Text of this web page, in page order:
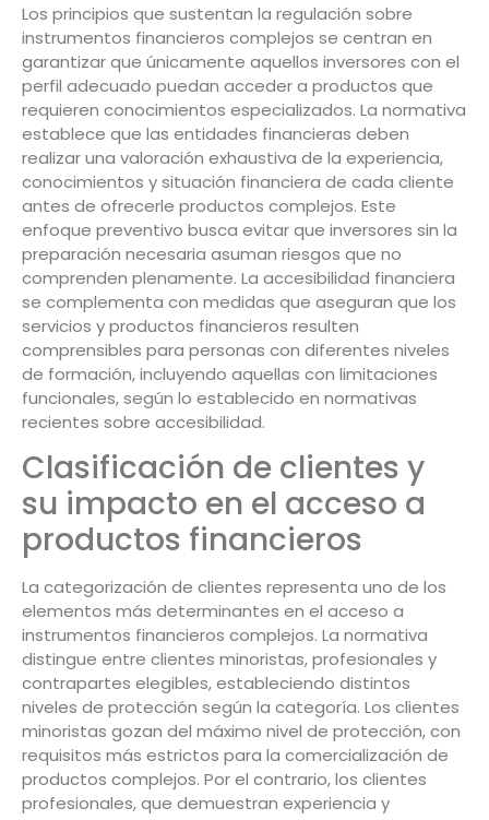
Los principios que sustentan la regulación sobre
instrumentos financieros complejos se centran en
garantizar que únicamente aquellos inversores con el
perfil adecuado puedan acceder a productos que
requieren conocimientos especializados. La normativa
establece que las entidades financieras deben
realizar una valoración exhaustiva de la experiencia,
conocimientos y situación financiera de cada cliente
antes de ofrecerle productos complejos. Este
enfoque preventivo busca evitar que inversores sin la
preparación necesaria asuman riesgos que no
comprenden plenamente. La accesibilidad financiera
se complementa con medidas que aseguran que los
servicios y productos financieros resulten
comprensibles para personas con diferentes niveles
de formación, incluyendo aquellas con limitaciones
funcionales, según lo establecido en normativas
recientes sobre accesibilidad.
Clasificación de clientes y
su impacto en el acceso a
productos financieros
La categorización de clientes representa uno de los
elementos más determinantes en el acceso a
instrumentos financieros complejos. La normativa
distingue entre clientes minoristas, profesionales y
contrapartes elegibles, estableciendo distintos
niveles de protección según la categoría. Los clientes
minoristas gozan del máximo nivel de protección, con
requisitos más estrictos para la comercialización de
productos complejos. Por el contrario, los clientes
profesionales, que demuestran experiencia y